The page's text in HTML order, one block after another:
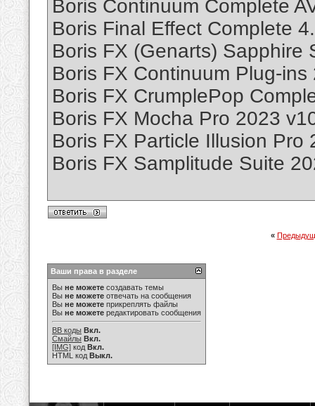
Boris Continuum Complete
Boris Final Effect Complete
Boris FX (Genarts) Sapphire
Boris FX Continuum Plug-
Boris FX CrumplePop
Boris FX Mocha Pro 2023
Boris FX Particle Illusion Pro
Boris FX Samplitude Suite
«
Ваши права в разделе
Вы не можете создавать темы
Вы не можете отвечать на сообщения
Вы не можете прикреплять файлы
Вы не можете редактировать сообщения
BB коды Вкл.
Смайлы Вкл.
[IMG] код Вкл.
HTML код Выкл.